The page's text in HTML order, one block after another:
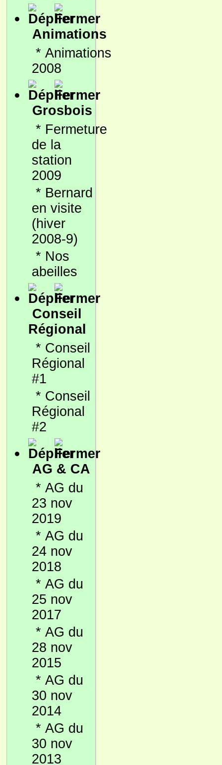
Animations
* Animations
2008
Grosbois
* Fermeture
de la
station
2009
* Bernard
en visite
(hiver
2008-9)
* Nos
abeilles
Conseil
Régional
* Conseil
Régional
#1
* Conseil
Régional
#2
AG & CA
* AG du
23 nov
2019
* AG du
24 nov
2018
* AG du
25 nov
2017
* AG du
28 nov
2015
* AG du
30 nov
2014
* AG du
30 nov
2013